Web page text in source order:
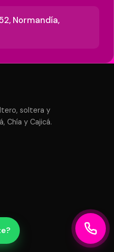
Normandía,
soltera y
Chía y Cajicá.